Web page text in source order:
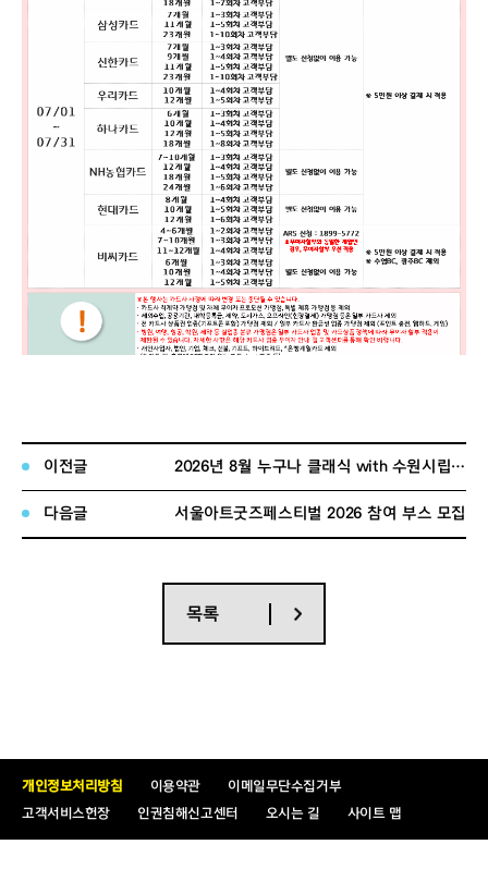
이전글 2026년 8월 누구나 클래식 with 수원시립교향악단 행복동행석 (다자녀 가족/보훈대상자/군복무 청년/북한이탈주민) 신청 안내
다음글 서울아트굿즈페스티벌 2026 참여 부스 모집
목록
개인정보처리방침 이용약관
이메일무단수집거부
고객서비스헌장
인권침해신고센터 오시는 길 사이트 맵